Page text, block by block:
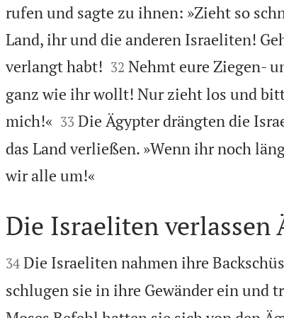
rufen und sagte zu ihnen: »Zieht so
Land, ihr und die anderen Israeliten!
verlangt habt!
32 Nehmt eure Ziegen-
ganz wie ihr wollt! Nur zieht los und
mich!«
33 Die Ägypter drängten die
das Land verließen. »Wenn ihr noch
wir alle um!«

Die Israeliten verlassen

34 Die Israeliten nahmen ihre
schlugen sie in ihre Gewänder ein und